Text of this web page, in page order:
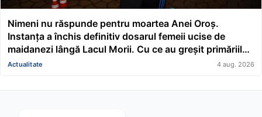
Nimeni nu răspunde pentru moartea Anei Oroș.
Instanța a închis definitiv dosarul femeii ucise de
maidanezi lângă Lacul Morii. Cu ce au greșit primăriile
conduse de Nicușor Dan și Ciucu
Actualitate 4 aug. 2026